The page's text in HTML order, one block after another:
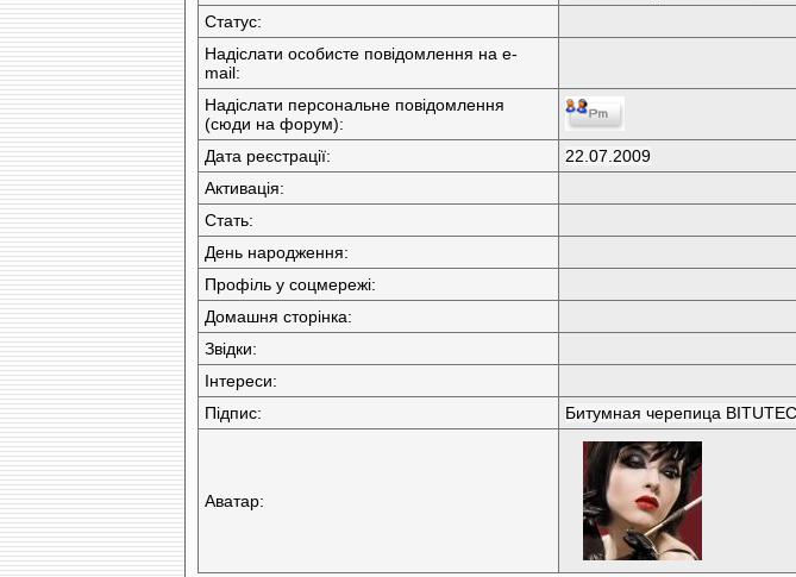
Статус:
Надіслати особисте повідомлення на e-
mail:
Надіслати персональне повідомлення
(сюди на форум):
Дата реєстрації:
22.07.2009
Активація:
Стать:
День народження:
Профіль у соцмережі:
Домашня сторінка:
Звідки:
Інтереси:
Підпис:
Битумная черепица
Аватар: